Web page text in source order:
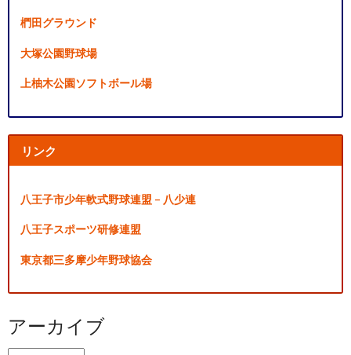
椚田グラウンド
大塚公園野球場
上柚木公園ソフトボール場
リンク
八王子市少年軟式野球連盟 – 八少連
八王子スポーツ研修連盟
東京都三多摩少年野球協会
アーカイブ